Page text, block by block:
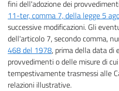
art. 20
art. 21
art. 22
art. 23
fini dell'adozione dei
11-ter, comma 7, della legge 5
successive modificazioni. Gli
dell'articolo 7, secondo comma,
468 del 1978, prima della data di
provvedimenti o delle misure di
tempestivamente trasmessi alle
relazioni illustrative.